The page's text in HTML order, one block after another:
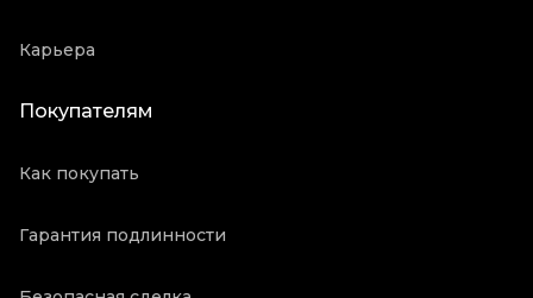
Карьера
Покупателям
Как покупать
Гарантия подлинности